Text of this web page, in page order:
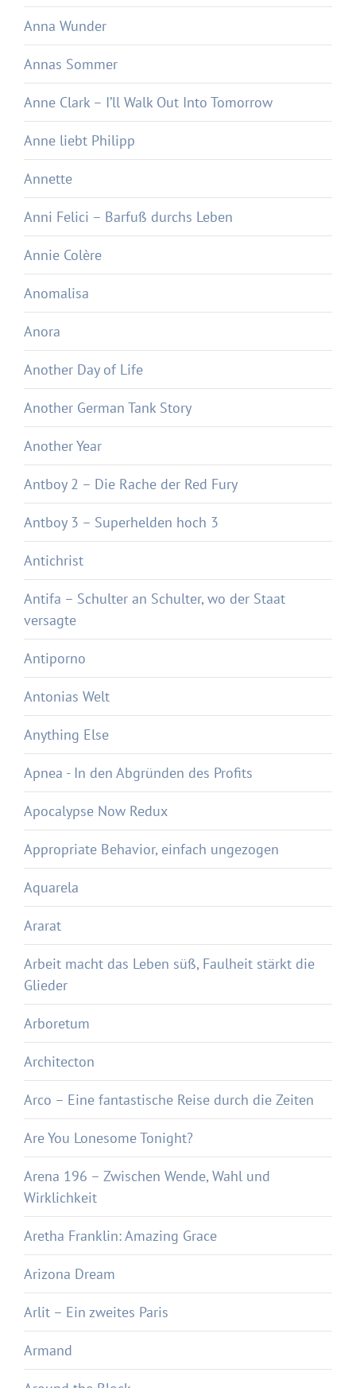
Anna Wunder
Annas Sommer
Anne Clark – I’ll Walk Out Into Tomorrow
Anne liebt Philipp
Annette
Anni Felici – Barfuß durchs Leben
Annie Colère
Anomalisa
Anora
Another Day of Life
Another German Tank Story
Another Year
Antboy 2 – Die Rache der Red Fury
Antboy 3 – Superhelden hoch 3
Antichrist
Antifa – Schulter an Schulter, wo der Staat
versagte
Antiporno
Antonias Welt
Anything Else
Apnea - In den Abgründen des Profits
Apocalypse Now Redux
Appropriate Behavior, einfach ungezogen
Aquarela
Ararat
Arbeit macht das Leben süß, Faulheit stärkt die
Glieder
Arboretum
Architecton
Arco – Eine fantastische Reise durch die Zeiten
Are You Lonesome Tonight?
Arena 196 – Zwischen Wende, Wahl und
Wirklichkeit
Aretha Franklin: Amazing Grace
Arizona Dream
Arlit – Ein zweites Paris
Armand